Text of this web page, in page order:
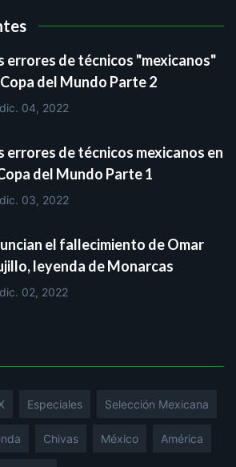
errores de técnicos "mexicanos"
del Mundo Parte 2
dic. 04, 2022
errores de técnicos mexicanos en
del Mundo Parte 1
dic. 03, 2022
el fallecimiento de Omar
leyenda de Monarcas
dic. 02, 2022
Especiales Selección Mexicana
Chivas México América